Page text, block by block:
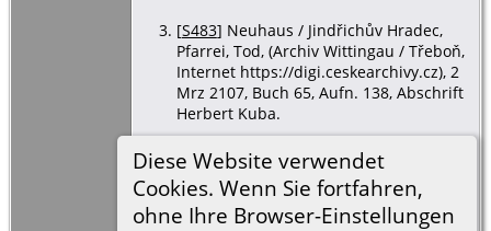
Diese Website verwendet
Cookies. Wenn Sie fortfahren,
ohne Ihre Browser-Einstellungen
[S483] Neuhaus / Jindřichův Hradec,
Pfarrei, Tod, (Archiv Wittingau / Třeboň,
Internet https://digi.ceskearchivy.cz), 2
Mrz 2107, Buch 65, Aufn. 138, Abschrift
Herbert Kuba.
[S96] Oberbaumgarten, Pfarre, 27 Mrz
2015, Trauungsmatrikel, eigene
Abschrift.
Archiv Wittingau, Internet, Buch 13,